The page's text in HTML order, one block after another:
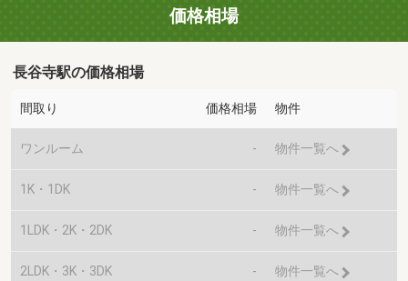
価格相場
長谷寺駅の価格相場
間取り 価格相場 物件
ワンルーム - 物件一覧へ
1K・1DK - 物件一覧へ
1LDK・2K・2DK - 物件一覧へ
2LDK・3K・3DK - 物件一覧へ